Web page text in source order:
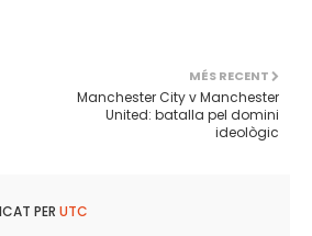
MÉS RECENT
Manchester City v Manchester
United: batalla pel domini
ideològic
PER UTC